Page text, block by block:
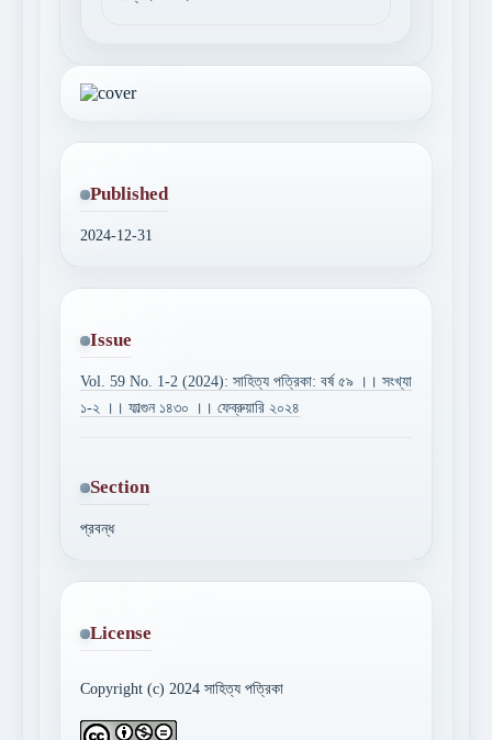
Published
2024-12-31
Issue
Vol. 59 No. 1-2 (2024): সাহিত্য পত্রিকা: বর্ষ ৫৯ ।। সংখ্যা
১-২ ।। ফাল্গুন ১৪৩০ ।। ফেব্রুয়ারি ২০২৪
Section
প্রবন্ধ
License
Copyright (c) 2024 সাহিত্য পত্রিকা